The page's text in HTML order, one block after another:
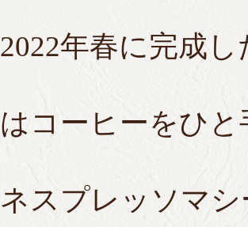
2022年春に完成
はコーヒーをひ
ネスプレッソマ